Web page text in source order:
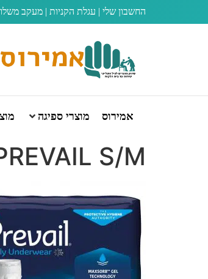
החשבון שלי | עגלת הקניות | מעקב
אמירוס מוצרי ספיגה
S/M